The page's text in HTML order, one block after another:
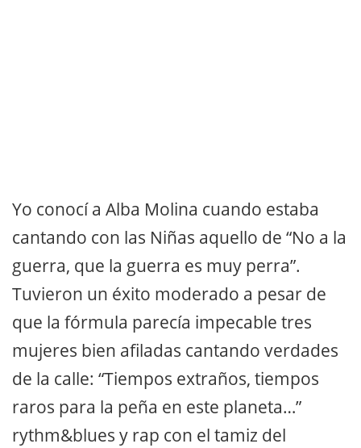
Yo conocí a Alba Molina cuando estaba
cantando con las Niñas aquello de “No a la
guerra, que la guerra es muy perra”.
Tuvieron un éxito moderado a pesar de
que la fórmula parecía impecable tres
mujeres bien afiladas cantando verdades
de la calle: “Tiempos extraños, tiempos
raros para la peña en este planeta…”
rythm&blues y rap con el tamiz del